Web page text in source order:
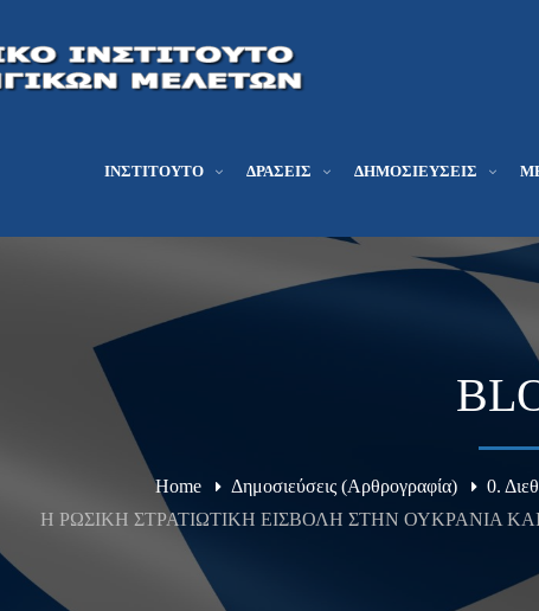
ΙΝΣΤΙΤΟΎΤΟ ΔΡΆΣΕΙΣ ΔΗΜΟΣΙΕΎΣΕΙΣ
Home Δημοσιεύσεις (Αρθρογραφία)
0.
Η ΡΩΣΙΚΗ ΣΤΡΑΤΙΩΤΙΚΗ ΕΙΣΒΟΛΗ ΣΤΗΝ ΟΥΚΡΑΝΙΑ